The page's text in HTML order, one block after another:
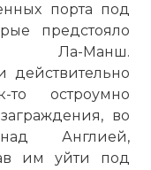
порта под
предстояло
Ла-Манш.
действительно
то остроумно
во
Англией,
им уйти под